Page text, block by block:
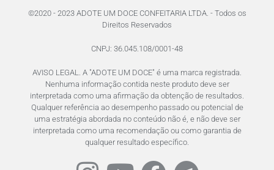
©2020 - 2023 ADOTE UM DOCE CONFEITARIA LTDA. - Todos os
Direitos Reservados
CNPJ: 36.045.108/0001-48
AVISO LEGAL. A "ADOTE UM DOCE" é uma marca registrada.
Nenhuma informação contida neste produto deve ser
interpretada como uma afirmação da obtenção de resultados.
Qualquer referência ao desempenho passado ou potencial de
uma estratégia abordada no conteúdo não é, e não deve ser
interpretada como uma recomendação ou como garantia de
qualquer resultado específico.